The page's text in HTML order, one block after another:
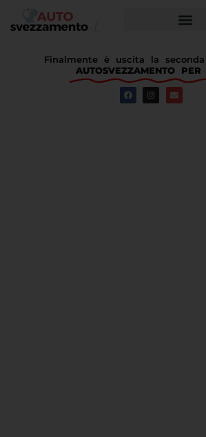
Finalmente è uscita la
AUTOSVEZZAMENTO PER